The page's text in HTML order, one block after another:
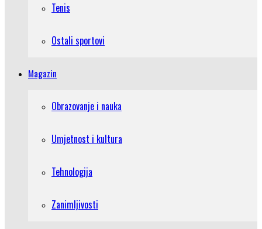
Tenis
Ostali sportovi
Magazin
Obrazovanje i nauka
Umjetnost i kultura
Tehnologija
Zanimljivosti